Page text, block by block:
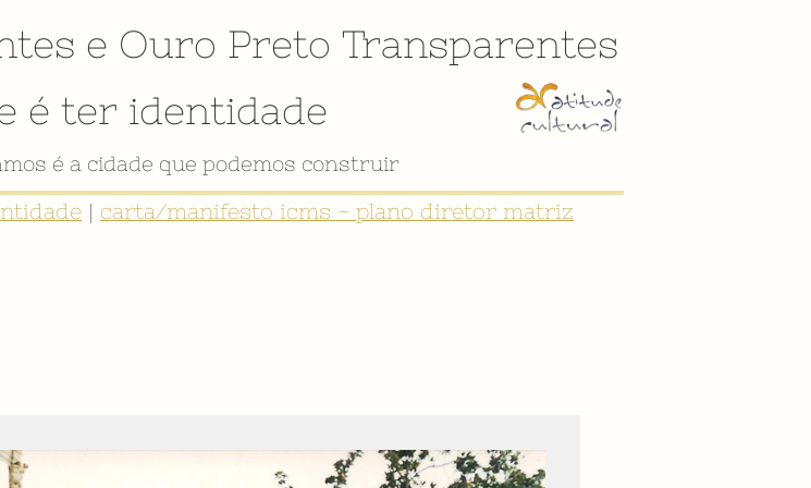
e Ouro Preto Transparentes
é ter identidade
é a cidade que podemos construir
| carta/manifesto icms - plano diretor matriz